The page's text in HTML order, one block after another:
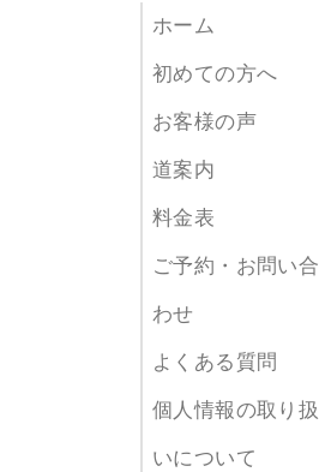
ホーム
初めての方へ
お客様の声
道案内
料金表
ご予約・お問い合
わせ
よくある質問
個人情報の取り扱
いについて